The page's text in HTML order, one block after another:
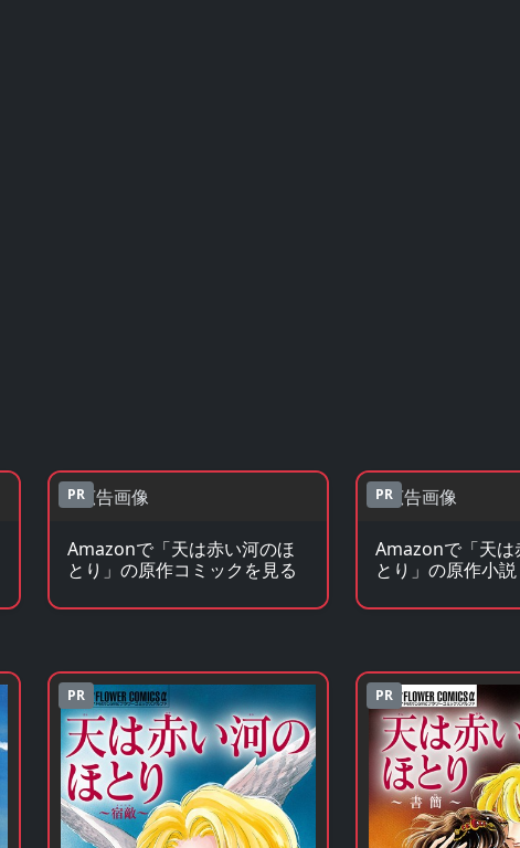
PR
Amazonで「天は赤い河のほ
とり」の原作コミックを見る
PR
Amazonで「天は
とり」の原作小
PR PR